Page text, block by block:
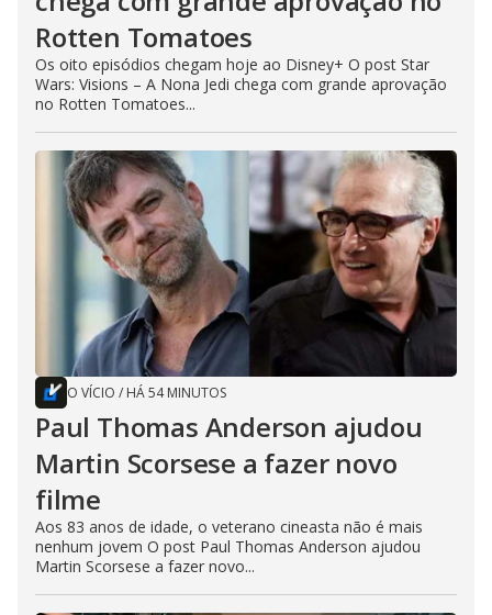
Rotten Tomatoes
Os oito episódios chegam hoje ao Disney+ O post Star
Wars: Visions – A Nona Jedi chega com grande aprovação
no Rotten Tomatoes...
O VÍCIO / HÁ 54 MINUTOS
Paul Thomas Anderson ajudou
Martin Scorsese a fazer novo
filme
Aos 83 anos de idade, o veterano cineasta não é mais
nenhum jovem O post Paul Thomas Anderson ajudou
Martin Scorsese a fazer novo...